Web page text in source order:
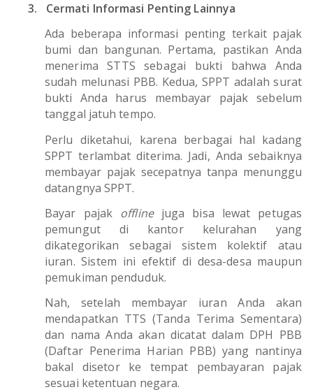
3.
Cermati Informasi Penting Lainnya
Ada beberapa informasi penting terkait pajak
bumi dan bangunan. Pertama, pastikan Anda
menerima STTS sebagai bukti bahwa Anda
sudah melunasi PBB. Kedua, SPPT adalah surat
bukti Anda harus membayar pajak sebelum
tanggal jatuh tempo.
Perlu diketahui, karena berbagai hal kadang
SPPT terlambat diterima. Jadi, Anda sebaiknya
membayar pajak secepatnya tanpa menunggu
datangnya SPPT.
Bayar pajak offlinejuga bisa lewat petugas
pemungut di kantor kelurahan yang
dikategorikan sebagai sistem kolektif atau
iuran. Sistem ini efektif di desa-desa maupun
pemukiman penduduk.
Nah, setelah membayar iuran Anda akan
mendapatkan TTS (Tanda Terima Sementara)
dan nama Anda akan dicatat dalam DPH PBB
(Daftar Penerima Harian PBB) yang nantinya
bakal disetor ke tempat pembayaran pajak
sesuai ketentuan negara.